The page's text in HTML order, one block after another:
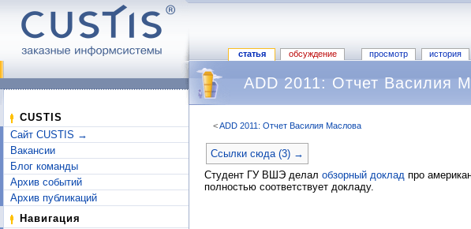
статья обсуждение просмотр история
CUSTIS
Сайт CUSTIS →
Вакансии
Блог команды
Архив событий
Архив публикаций
Навигация
ADD 2011: Отчет Василия
<ADD 2011: Отчет Василия Маслова
Ссылки сюда (3) →
Студент ГУ ВШЭ делал обзорный доклад про
полностью соответствует докладу.